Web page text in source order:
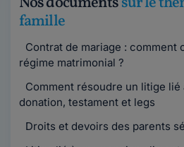
famille
Contrat de mariage : comment
régime matrimonial ?
Comment résoudre un litige lié
donation, testament et legs
Droits et devoirs des parents